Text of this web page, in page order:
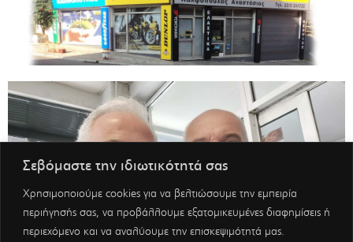
Σεβόμαστε την ιδιωτικότητά σας
Χρησιμοποιούμε cookies για να βελτιώσουμε την εμπειρία
περιήγησής σας, να προβάλλουμε εξατομικευμένες διαφημίσεις ή
περιεχόμενο και να αναλύουμε την επισκεψιμότητά μας.